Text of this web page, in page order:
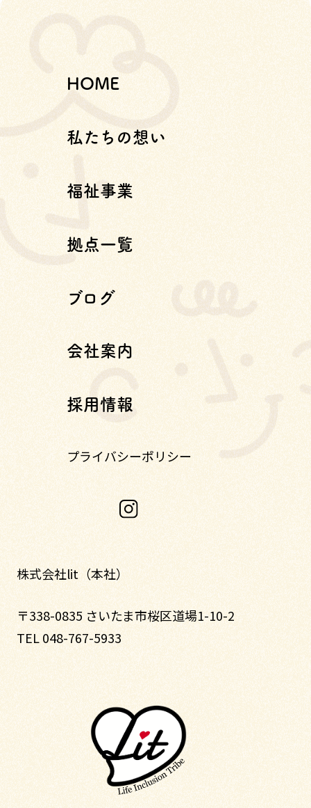
HOME
私たちの想い
福祉事業
拠点一覧
ブログ
会社案内
採用情報
プライバシーポリシー
株式会社lit（本社）
〒338-0835 さいたま市桜区道場1-10-2
TEL 048-767-5933